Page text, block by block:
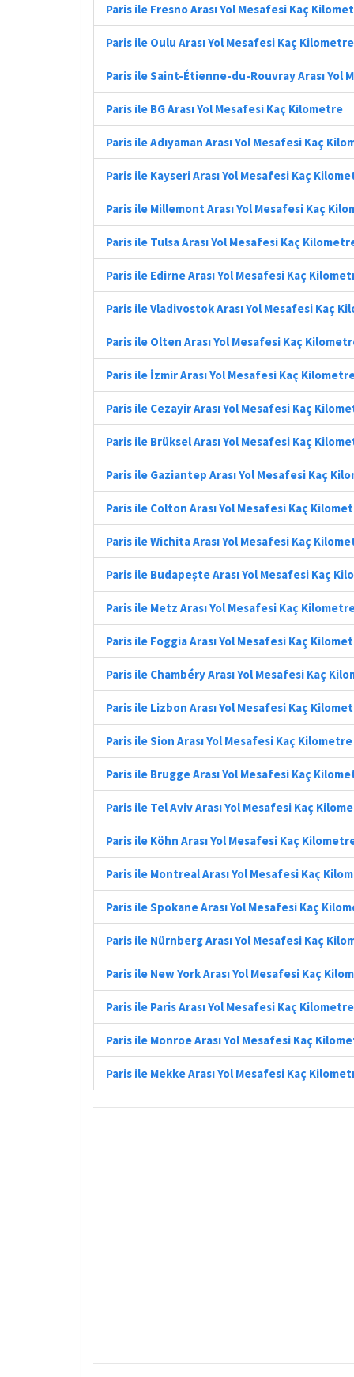
Paris ile Fresno Arası Yol Mesafesi Kaç
Paris ile Oulu Arası Yol Mesafesi Kaç Kilometre
Paris ile Saint-Étienne-du-Rouvray Arası Yol
Paris ile BG Arası Yol Mesafesi Kaç Kilometre
Paris ile Adıyaman Arası Yol Mesafesi Kaç
Paris ile Kayseri Arası Yol Mesafesi Kaç
Paris ile Millemont Arası Yol Mesafesi Kaç
Paris ile Tulsa Arası Yol Mesafesi Kaç
Paris ile Edirne Arası Yol Mesafesi Kaç
Paris ile Vladivostok Arası Yol Mesafesi Kaç
Paris ile Olten Arası Yol Mesafesi Kaç
Paris ile İzmir Arası Yol Mesafesi Kaç
Paris ile Cezayir Arası Yol Mesafesi Kaç
Paris ile Brüksel Arası Yol Mesafesi Kaç
Paris ile Gaziantep Arası Yol Mesafesi Kaç
Paris ile Colton Arası Yol Mesafesi Kaç
Paris ile Wichita Arası Yol Mesafesi Kaç
Paris ile Budapeşte Arası Yol Mesafesi Kaç
Paris ile Metz Arası Yol Mesafesi Kaç
Paris ile Foggia Arası Yol Mesafesi Kaç
Paris ile Chambéry Arası Yol Mesafesi Kaç
Paris ile Lizbon Arası Yol Mesafesi Kaç
Paris ile Sion Arası Yol Mesafesi Kaç Kilometre
Paris ile Brugge Arası Yol Mesafesi Kaç
Paris ile Tel Aviv Arası Yol Mesafesi Kaç
Paris ile Köhn Arası Yol Mesafesi Kaç
Paris ile Montreal Arası Yol Mesafesi Kaç
Paris ile Spokane Arası Yol Mesafesi Kaç
Paris ile Nürnberg Arası Yol Mesafesi Kaç
Paris ile New York Arası Yol Mesafesi Kaç
Paris ile Paris Arası Yol Mesafesi Kaç Kilometre
Paris ile Monroe Arası Yol Mesafesi Kaç
Paris ile Mekke Arası Yol Mesafesi Kaç